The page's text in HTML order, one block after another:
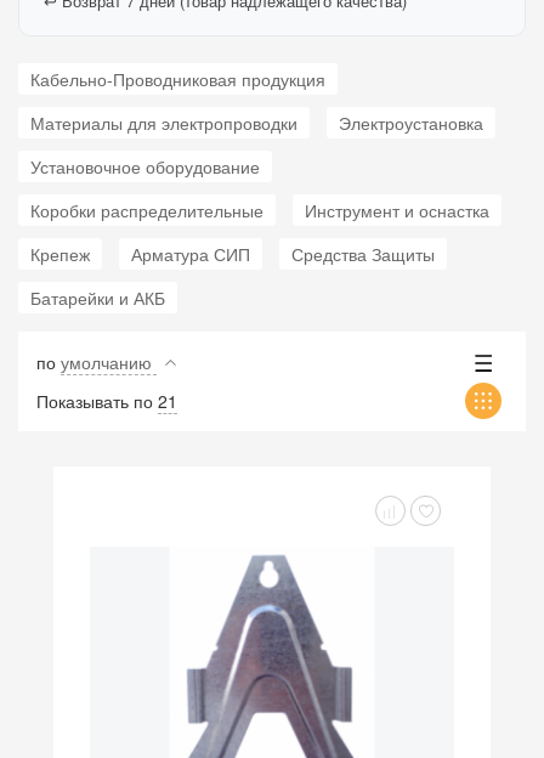
Кабельно-Проводниковая продукция
Материалы для электропроводки
Электроустановка
Установочное оборудование
Коробки распределительные
Инструмент и оснастка
Крепеж
Арматура СИП
Средства Защиты
Батарейки и АКБ
по умолчанию
Показывать по 21